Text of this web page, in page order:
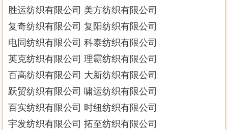
胜运纺织有限公司 美方纺织有限公司
复奇纺织有限公司 复阳纺织有限公司
电同纺织有限公司 科泰纺织有限公司
英克纺织有限公司 理霸纺织有限公司
百高纺织有限公司 大新纺织有限公司
跃贸纺织有限公司 啸运纺织有限公司
百实纺织有限公司 时纽纺织有限公司
宇发纺织有限公司 拓至纺织有限公司